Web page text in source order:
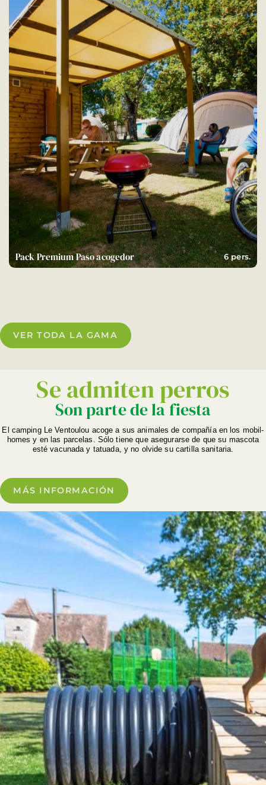
Pack Premium Paso acogedor 6 pers.
VER TODA LA GAMA
Se admiten perros
Son parte de la fiesta
El camping Le Ventoulou acoge a sus animales de compañía en los mobil-
homes y en las parcelas. Sólo tiene que asegurarse de que su mascota
esté vacunada y tatuada, y no olvide su cartilla sanitaria.
MÁS INFORMACIÓN